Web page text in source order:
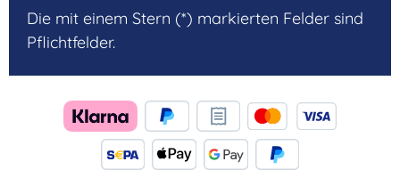
Die mit einem Stern (*) markierten Felder sind
Pflichtfelder.